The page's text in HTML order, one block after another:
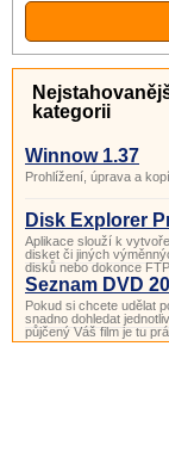
kategorii
Winnow 1.37
Prohlížení, úprava a
Disk Explorer
Aplikace slouží k
disket či jiných
disků nebo dokonce
Seznam DVD
Pokud si chcete udělat
snadno dohledat
půjčený Váš film je tu